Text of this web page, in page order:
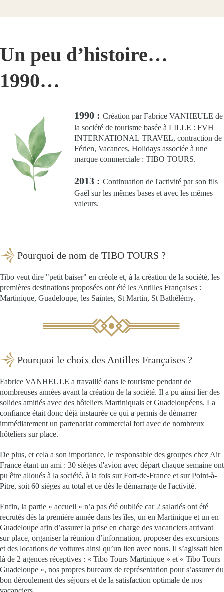
Un peu d’histoire…
1990…
1990 :Création par Fabrice VANHEULE de
la société de tourisme basée à LILLE : FVH
INTERNATIONAL TRAVEL, contraction de
Férien, Vacances, Holidays associée à une
marque commerciale : TIBO TOURS.
2013 :Continuation de l'activité par son fils
Gaël sur les mêmes bases et avec les mêmes
valeurs.
Pourquoi de nom de TIBO TOURS ?
Tibo veut dire "petit baiser" en créole et, à la création de la société, les
premières destinations proposées ont été les Antilles Françaises :
Martinique, Guadeloupe, les Saintes, St Martin, St Bathélémy.
Pourquoi le choix des Antilles Françaises ?
Fabrice VANHEULE a travaillé dans le tourisme pendant de
nombreuses années avant la création de la société. Il a pu ainsi lier des
solides amitiés avec des hôteliers Martiniquais et Guadeloupéens. La
confiance était donc déjà instaurée ce qui a permis de démarrer
immédiatement un partenariat commercial fort avec de nombreux
hôteliers sur place.
De plus, et cela a son importance, le responsable des groupes chez Air
France étant un ami : 30 sièges d'avion avec départ chaque semaine ont
pu être alloués à la société, à la fois sur Fort-de-France et sur Point-à-
Pitre, soit 60 sièges au total et ce dès le démarrage de l'activité.
Enfin, la partie « accueil » n’a pas été oubliée car 2 salariés ont été
recrutés dès la première année dans les îles, un en Martinique et un en
Guadeloupe afin d’assurer la prise en charge des vacanciers arrivant
sur place, organiser la réunion d’information, proposer des excursions
et des locations de voitures ainsi qu’un lien avec nous. Il s’agissait bien
là de 2 agences réceptives : « Tibo Tours Martinique » et « Tibo Tours
Guadeloupe », nos propres bureaux de représentation pour s’assurer du
bon déroulement des séjours et de la satisfaction optimale de nos